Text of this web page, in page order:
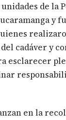
de la
y
cadáver y
esclarecer
en la